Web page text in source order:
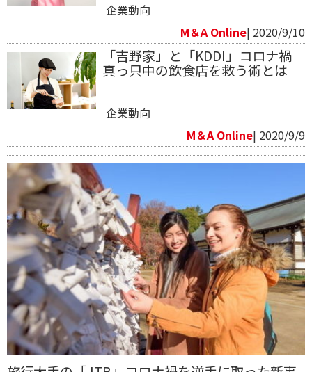
企業動向
M＆A Online| 2020/9/10
「吉野家」と「KDDI」コロナ禍
真っ只中の飲食店を救う術とは
企業動向
M＆A Online| 2020/9/9